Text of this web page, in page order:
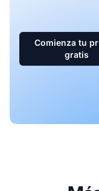
Comienza tu
gratis